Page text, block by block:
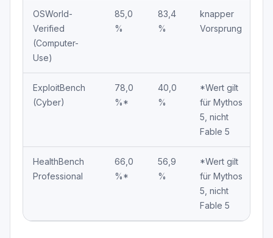
OSWorld-
Verified
(Computer-
Use)
85,0
%
83,4
%
knapper
Vorsprung
ExploitBench
(Cyber)
78,0
%*
40,0
%
*Wert gilt
für Mythos
5, nicht
Fable 5
HealthBench
Professional
66,0
%*
56,9
%
*Wert gilt
für Mythos
5, nicht
Fable 5